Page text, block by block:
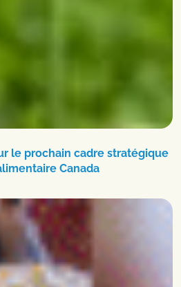
le prochain cadre stratégique
Canada